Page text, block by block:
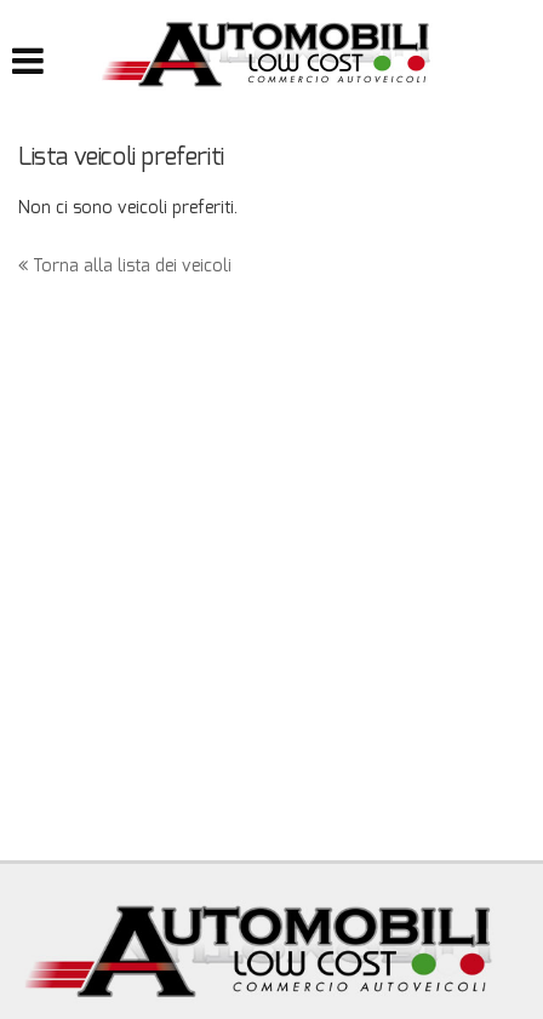
Lista veicoli preferiti
Non ci sono veicoli preferiti.
Torna alla lista dei veicoli